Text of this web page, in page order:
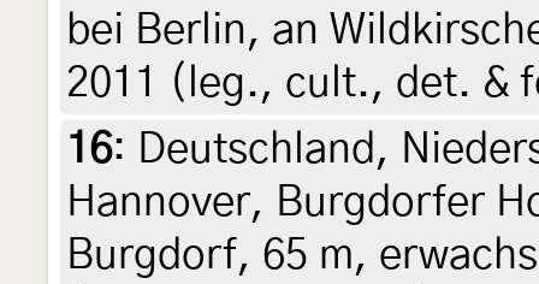
bei Berlin, an
2011 (leg., cult., det. &
16: Deutschland,
Hannover, Burgdorfer
Burgdorf, 65 m,